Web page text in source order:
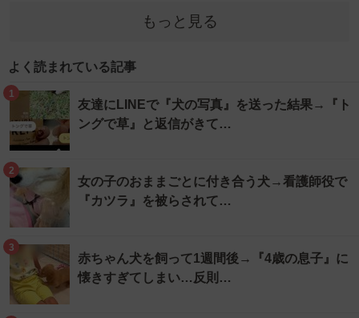
もっと見る
よく読まれている記事
1
友達にLINEで『犬の写真』を送った結果→『ト
ングで草』と返信がきて…
2
女の子のおままごとに付き合う犬→看護師役で
『カツラ』を被らされて…
3
赤ちゃん犬を飼って1週間後→『4歳の息子』に
懐きすぎてしまい…反則…